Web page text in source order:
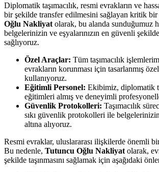
Diplomatik taşımacılık, resmi evrakların ve
bir şekilde transfer edilmesini sağlayan kritik bir
Oğlu Nakliyat olarak, bu alanda sunduğumuz
belgelerinizin ve eşyalarınızın en güvenli şekilde
sağlıyoruz.
Özel Araçlar: Tüm taşımacılık
evrakların korunması için tasarlanmış
kullanıyoruz.
Eğitimli Personel: Ekibimiz, diplomatik
eğitimleri almış ve deneyimli
Güvenlik Protokolleri: Taşımacılık
sıkı güvenlik protokolleri ile
altına alıyoruz.
Resmi evraklar, uluslararası ilişkilerde önemli
Bu nedenle, Tutuncu Oğlu Nakliyat olarak,
şekilde taşınmasını sağlamak için aşağıdaki